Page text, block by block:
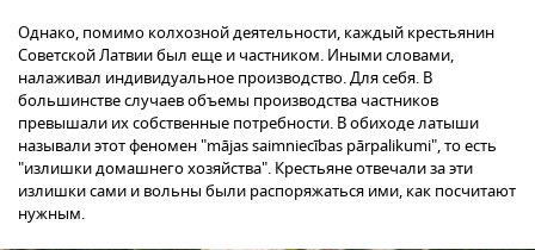
Однако, помимо колхозной деятельности, каждый крестьянин
Советской Латвии был еще и частником. Иными словами,
налаживал индивидуальное производство. Для себя. В
большинстве случаев объемы производства частников
превышали их собственные потребности. В обиходе латыши
называли этот феномен "mājas saimniecības pārpalikumi", то есть
"излишки домашнего хозяйства". Крестьяне отвечали за эти
излишки сами и вольны были распоряжаться ими, как посчитают
нужным.